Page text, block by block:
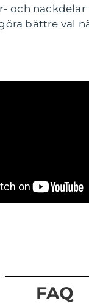
och nackdelar
bättre val
FAQ